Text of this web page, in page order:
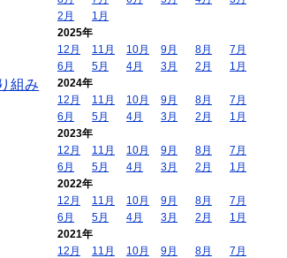
組み
2月
1月
2025年
12月
11月 10月 9月 8月
7月
6月
5月 4月 3月 2月
1月
2024年
12月
11月 10月 9月 8月
7月
6月
5月 4月 3月 2月
1月
2023年
12月
11月 10月 9月 8月
7月
6月
5月 4月 3月 2月
1月
2022年
12月
11月 10月 9月 8月
7月
6月
5月 4月 3月 2月
1月
2021年
12月
11月 10月 9月 8月
7月